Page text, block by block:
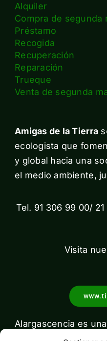
Alquiler
Compra de segunda
Préstamo
Recogida
Recuperación
Reparación
Trueque
Venta de segunda
Amigas de la Tierra
ecologista que
y global hacia una
el medio ambiente,
Tel. 91 306 99 00/
Visita
Alargascencia es